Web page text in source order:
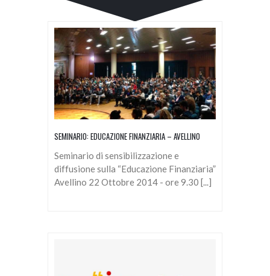
SEMINARIO: EDUCAZIONE FINANZIARIA – AVELLINO
Seminario di sensibilizzazione e
diffusione sulla “Educazione Finanziaria”
Avellino 22 Ottobre 2014 - ore 9.30 [...]